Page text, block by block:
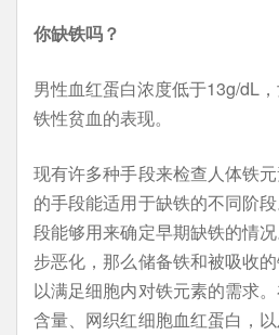
你缺铁吗？
男性血红蛋白浓度低于13g/dL
铁性贫血的表现。
现有许多种手段来检查人体铁
的手段能适用于缺铁的不同阶
段能够用来确定早期缺铁的情
步恶化，那么储备铁和被吸收
以满足细胞内对铁元素的需求
含量、网织红细胞血红蛋白，